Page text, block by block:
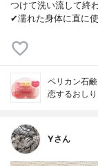
つけて洗い流して終
✔︎濡れた身体に直に
ペリカン石
恋するおしり
Yさん